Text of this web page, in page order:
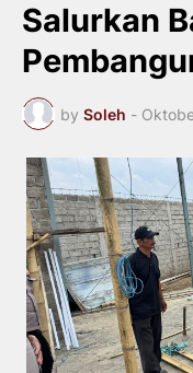
Salurkan
by Soleh -